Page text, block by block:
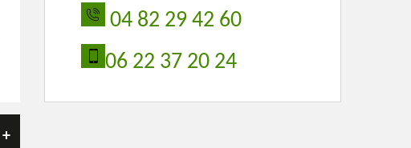
04 82 29 42 60
06 22 37 20 24